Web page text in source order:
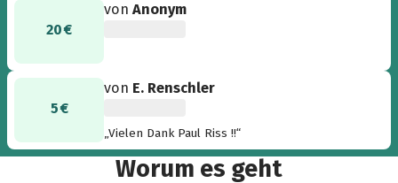
20 €
vonAnonym
5 €
von E. Renschler
„Vielen Dank Paul Riss !!“
Worum es geht